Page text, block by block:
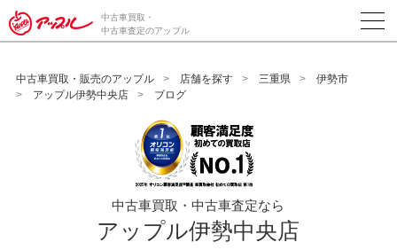
/*ABテスト_新規査定フォームの為のCVボタン*/
中古車買取・
中古車査定のアップル
中古車買取・販売のアップル 店舗を探す 三重県
伊勢市
アップル伊勢中央店
ブログ
中古車買取・中古車査定なら
アップル伊勢中央店